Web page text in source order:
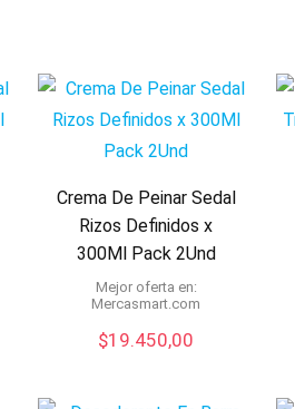
Crema De Peinar Sedal
Rizos Definidos x
300Ml Pack 2Und
Mejor oferta en:
mercasmart.com
$19.450,00